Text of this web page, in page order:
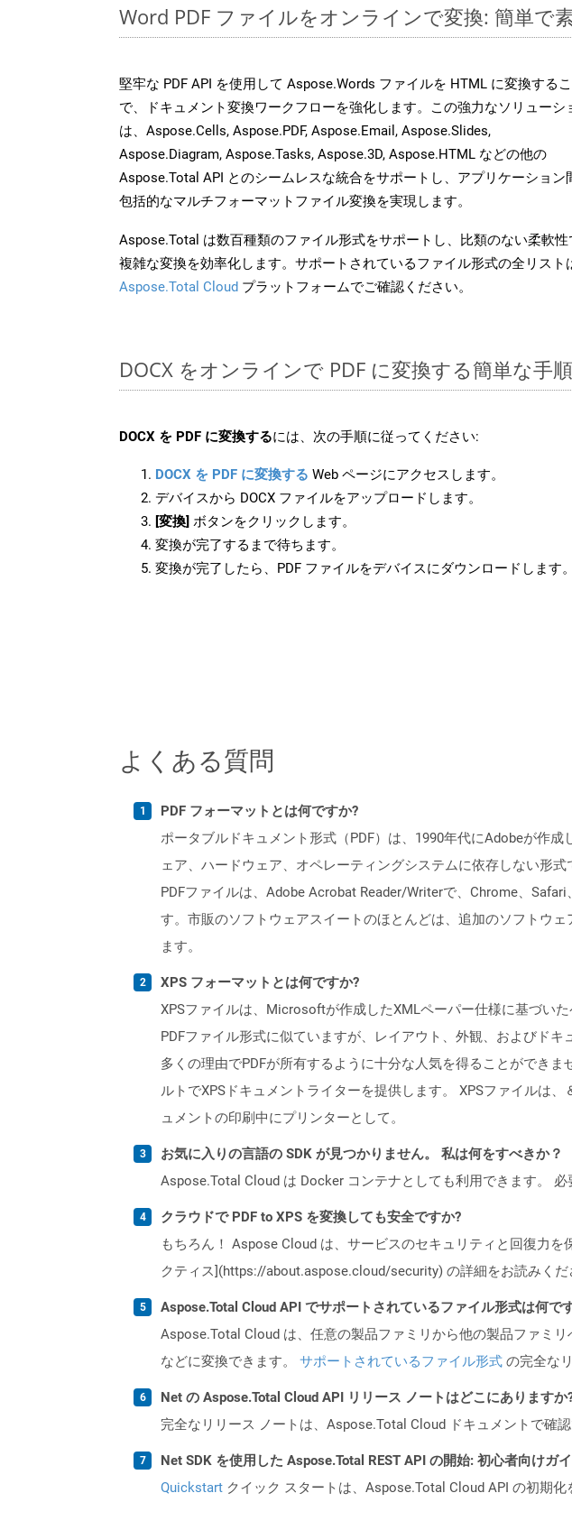
Word PDF ファイルをオンラインで変換: 簡単で
堅牢な PDF API を使用して Aspose.Words ファイルを HTML に変換する
で、ドキュメント変換ワークフローを強化します。この強力なソリューシ
は、Aspose.Cells, Aspose.PDF, Aspose.Email, Aspose.Slides,
Aspose.Diagram, Aspose.Tasks, Aspose.3D, Aspose.HTML などの他の
Aspose.Total API とのシームレスな統合をサポートし、アプリケーション
包括的なマルチフォーマットファイル変換を実現します。
Aspose.Total は数百種類のファイル形式をサポートし、比類のない柔軟性
複雑な変換を効率化します。サポートされているファイル形式の全リスト
Aspose.Total Cloud プラットフォームでご確認ください。
DOCX をオンラインで PDF に変換する簡単な手順
DOCX を PDF に変換するには、次の手順に従ってください:
DOCX を PDF に変換する Web ページにアクセスします。
デバイスから DOCX ファイルをアップロードします。
[変換] ボタンをクリックします。
変換が完了するまで待ちます。
変換が完了したら、PDF ファイルをデバイスにダウンロードします。
よくある質問
PDF フォーマットとは何ですか?
ポータブルドキュメント形式（PDF）は、1990年代にAdobeが作
ェア、ハードウェア、オペレーティングシステムに依存しない形
PDFファイルは、Adobe Acrobat Reader/Writerで、Chrome、
す。市販のソフトウェアスイートのほとんどは、追加のソフトウ
ます。
XPS フォーマットとは何ですか?
XPSファイルは、Microsoftが作成したXMLペーパー仕様に基づい
PDFファイル形式に似ていますが、レイアウト、外観、およびド
多くの理由でPDFが所有するように十分な人気を得ることができ
ルトでXPSドキュメントライターを提供します。 XPSファイルは
ュメントの印刷中にプリンターとして。
お気に入りの言語の SDK が見つかりません。 私は何をすべきか？
Aspose.Total Cloud は Docker コンテナとしても利用できます。
クラウドで PDF to XPS を変換しても安全ですか?
もちろん！ Aspose Cloud は、サービスのセキュリティと回復力
クティス](https://about.aspose.cloud/security) の詳細をお読みくだ
Aspose.Total Cloud API でサポートされているファイル形式は何で
Aspose.Total Cloud は、任意の製品ファミリから他の製品ファミリ
などに変換できます。 サポートされているファイル形式 の完全な
Net の Aspose.Total Cloud API リリース ノートはどこにありますか
完全なリリース ノートは、Aspose.Total Cloud ドキュメントで確認
Net SDK を使用した Aspose.Total REST API の開始: 初心者向けガ
Quickstart クイック スタートは、Aspose.Total Cloud API の初期